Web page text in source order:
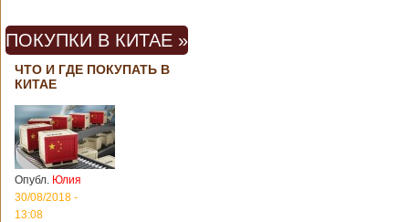
ПОКУПКИ В КИТАЕ »
ЧТО И ГДЕ ПОКУПАТЬ В
КИТАЕ
Опубл. Юлия
30/08/2018 -
13:08